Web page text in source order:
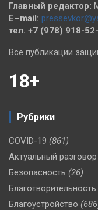
Главный редактор:
E–mail:
тел. +7 (978) 918-
Все публикации
18+
Рубрики
COVID-19 (861)
Актуальный разговор
Безопасность (26)
Благотворительность
Благоустройство